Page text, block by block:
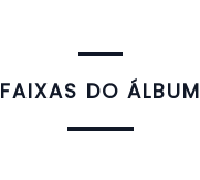
FAIXAS DO ÁLBUM